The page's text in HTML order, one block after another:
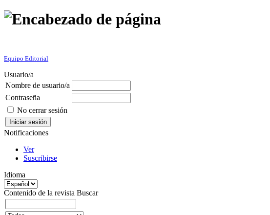
Equipo Editorial
Usuario/a
Nombre de usuario/a
Contraseña
No cerrar sesión
Notificaciones
Ver
Suscribirse
Idioma
Contenido de la revista Buscar